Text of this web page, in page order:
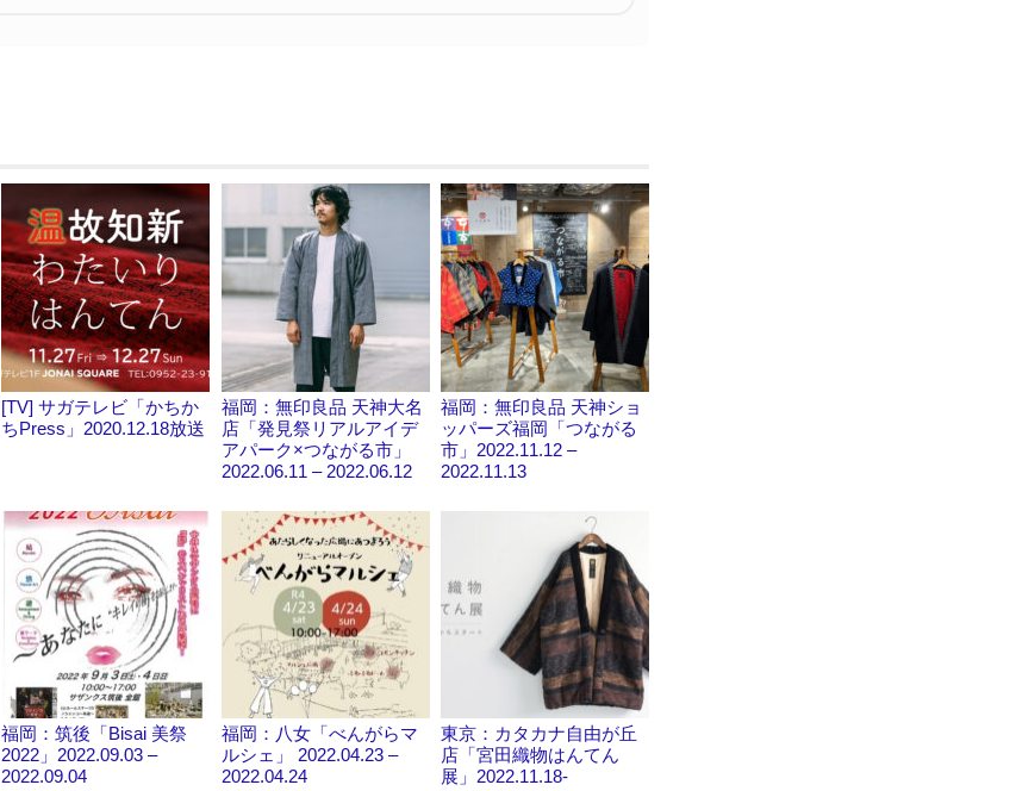
[TV] サガテレビ「かちか
ちPress」2020.12.18放送
福岡：無印良品 天神大名
店「発見祭リアルアイデ
アパーク×つながる市」
2022.06.11 – 2022.06.12
福岡：無印良品 天神ショ
ッパーズ福岡「つながる
市」2022.11.12 –
2022.11.13
福岡：筑後「Bisai 美祭
2022」2022.09.03 –
2022.09.04
福岡：八女「べんがらマ
ルシェ」 2022.04.23 –
2022.04.24
東京：カタカナ自由が丘
店「宮田織物はんてん
展」2022.11.18-